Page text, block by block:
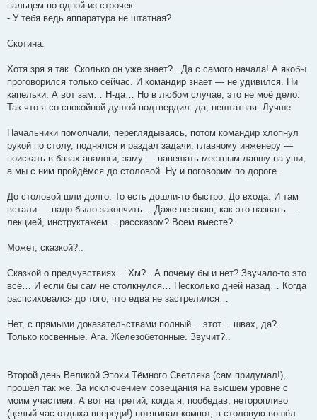
пальцем по одной из строчек:
- У тебя ведь аппаратура не штатная?
Скотина.
Хотя зря я так. Сколько он уже знает?.. Да с самого начала! А якобы
проговорился только сейчас. И командир знает — не удивился. Ни
капельки. А вот зам… Н-да… Но в любом случае, это не моё дело.
Так что я со спокойной душой подтвердил: да, нештатная. Лучше.
Начальники помолчали, переглядываясь, потом командир хлопнул
рукой по столу, поднялся и раздал задачи: главному инженеру —
поискать в базах аналоги, заму — навешать местным лапшу на уши,
а мы с ним пройдёмся до столовой. Ну и поговорим по дороге.
До столовой шли долго. То есть дошли-то быстро. До входа. И там
встали — надо было закончить… Даже не знаю, как это назвать —
лекцией, инструктажем… рассказом? Всем вместе?..
Может, сказкой?..
Сказкой о предчувствиях… Хм?.. А почему бы и нет? Звучало-то это
всё… И если бы сам не столкнулся… Несколько дней назад… Когда
распсиховался до того, что едва не застрелился…
Нет, с прямыми доказательствами полный… этот… швах, да?..
Только косвенные. Ага. Железобетонные. Звучит?..
Второй день Великой Эпохи Тёмного Светляка (сам придумал!),
прошёл так же. За исключением совещания на высшем уровне с
моим участием. А вот на третий, когда я, пообедав, неторопливо
(целый час отдыха впереди!) потягивал компот, в столовую вошёл